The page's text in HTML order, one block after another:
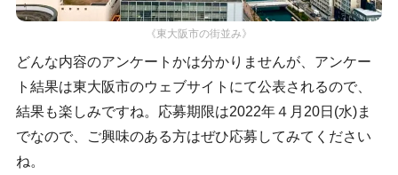
《東大阪市の街並み》
どんな内容のアンケートかは分かりませんが、アンケー
ト結果は東大阪市のウェブサイトにて公表されるので、
結果も楽しみですね。応募期限は2022年４月20日(水)ま
でなので、ご興味のある方はぜひ応募してみてください
ね。